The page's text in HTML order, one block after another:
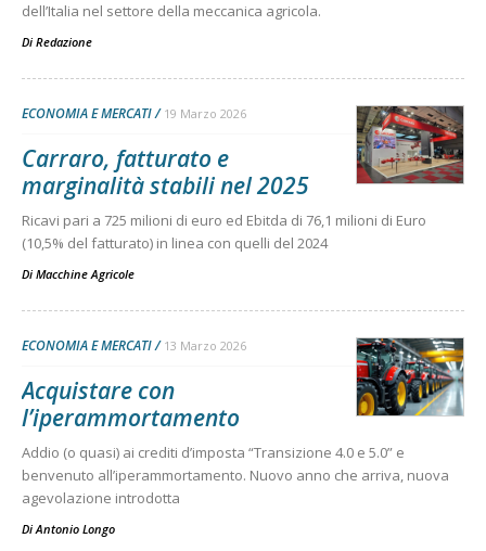
dell’Italia nel settore della meccanica agricola.
Di Redazione
ECONOMIA E MERCATI 19 Marzo 2026
Carraro, fatturato e
marginalità stabili nel 2025
Ricavi pari a 725 milioni di euro ed Ebitda di 76,1 milioni di Euro
(10,5% del fatturato) in linea con quelli del 2024
Di Macchine Agricole
ECONOMIA E MERCATI 13 Marzo 2026
Acquistare con
l’iperammortamento
Addio (o quasi) ai crediti d’imposta “Transizione 4.0 e 5.0” e
benvenuto all’iperammortamento. Nuovo anno che arriva, nuova
agevolazione introdotta
DiAntonio Longo